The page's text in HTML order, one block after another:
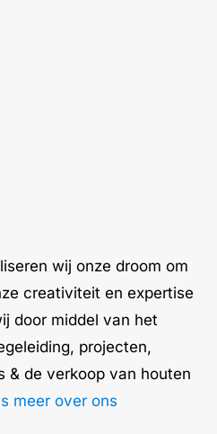
wij onze droom om
creativiteit en expertise
door middel van het
projecten,
& de verkoop van houten
meer over ons